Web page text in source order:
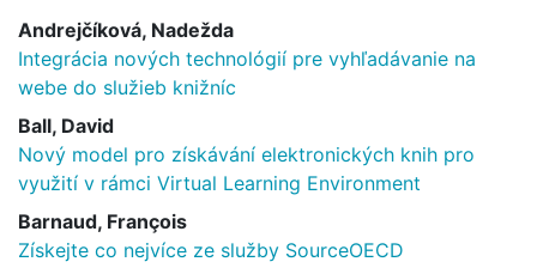
Andrejčíková, Nadežda
Integrácia nových technológií pre vyhľadávanie na
webe do služieb knižníc
Ball, David
Nový model pro získávání elektronických knih pro
využití v rámci Virtual Learning Environment
Barnaud, François
Získejte co nejvíce ze služby SourceOECD